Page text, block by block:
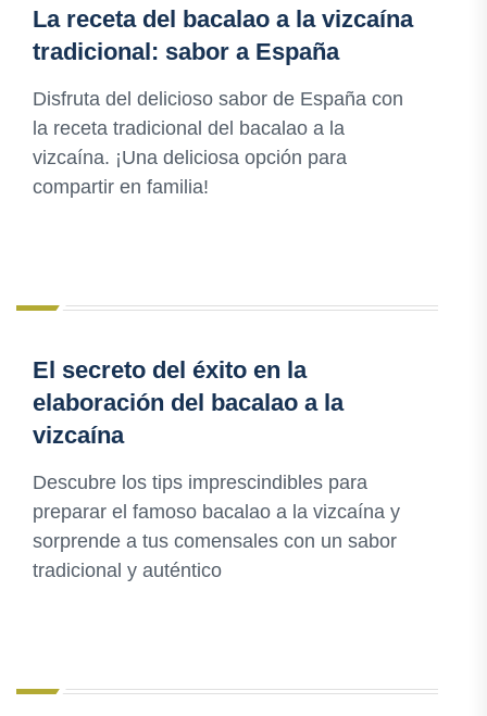
La receta del bacalao a la vizcaína
tradicional: sabor a España
Disfruta del delicioso sabor de España con
la receta tradicional del bacalao a la
vizcaína. ¡Una deliciosa opción para
compartir en familia!
El secreto del éxito en la
elaboración del bacalao a la
vizcaína
Descubre los tips imprescindibles para
preparar el famoso bacalao a la vizcaína y
sorprende a tus comensales con un sabor
tradicional y auténtico